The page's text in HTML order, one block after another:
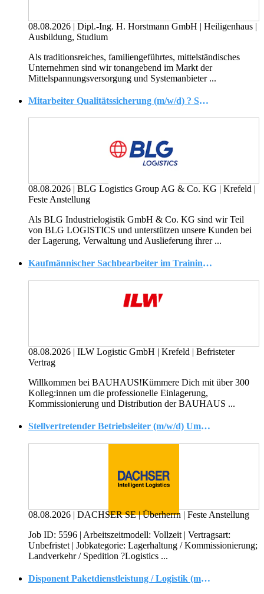
08.08.2026 | Dipl.-Ing. H. Horstmann GmbH | Heiligenhaus |
Ausbildung, Studium
Als traditionsreiches, familiengeführtes, mittelständisches
Unternehmen sind wir tonangebend im Markt der
Mittelspannungsversorgung und Systemanbieter ...
Mitarbeiter Qualitätssicherung (m/w/d) ? Schwerpunkt Schadensbearbeitung & -prävention
08.08.2026 | BLG Logistics Group AG & Co. KG | Krefeld |
Feste Anstellung
Als BLG Industrielogistik GmbH & Co. KG sind wir Teil
von BLG LOGISTICS und unterstützen unsere Kunden bei
der Lagerung, Verwaltung und Auslieferung ihrer ...
Kaufmännischer Sachbearbeiter im Trainingscenter (m/w/d)
08.08.2026 | ILW Logistic GmbH | Krefeld | Befristeter
Vertrag
Willkommen bei BAUHAUS!Kümmere Dich mit über 300
Kolleg:innen um die professionelle Einlagerung,
Kommissionierung und Distribution der BAUHAUS ...
Stellvertretender Betriebsleiter (m/w/d) Umschlaglager
08.08.2026 | DACHSER SE| Überherrn | Feste Anstellung
Job ID: 5596 | Arbeitszeitmodell: Vollzeit | Vertragsart:
Unbefristet | Jobkategorie: Lagerhaltung / Kommissionierung;
Landverkehr / Spedition ?Logistics ...
Disponent Paketdienstleistung / Logistik (m/w/d)